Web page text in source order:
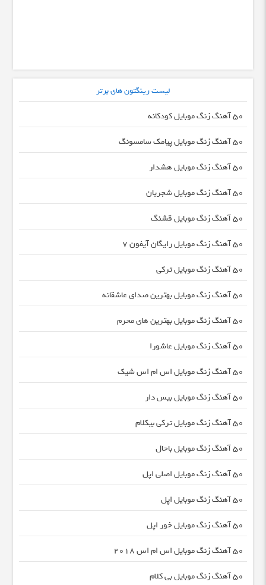
لیست رینگتون های برتر
50 آهنگ زنگ موبایل کودکانه
50 آهنگ زنگ موبایل پیامک سامسونگ
50 آهنگ زنگ موبایل هشدار
50 آهنگ زنگ موبایل شجریان
50 آهنگ زنگ موبایل قشنگ
50 آهنگ زنگ موبایل رایگان آیفون 7
50 آهنگ زنگ موبایل ترکی
50 آهنگ زنگ موبایل بهترین صدای عاشقانه
50 آهنگ زنگ موبایل بهترین های محرم
50 آهنگ زنگ موبایل عاشورا
50 آهنگ زنگ موبایل اس ام اس شیک
50 آهنگ زنگ موبایل بیس دار
50 آهنگ زنگ موبایل ترکی بیکلام
50 آهنگ زنگ موبایل باحال
50 آهنگ زنگ موبایل اصلی اپل
50 آهنگ زنگ موبایل اپل
50 آهنگ زنگ موبایل خور اپل
50 آهنگ زنگ موبایل اس ام اس 2018
50 آهنگ زنگ موبایل بی کلام